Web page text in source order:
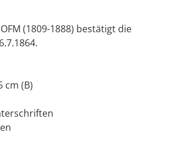
(1809-1888) bestätigt die
cm (B)